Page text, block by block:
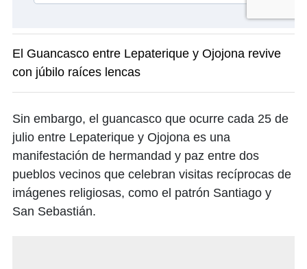
El Guancasco entre Lepaterique y Ojojona revive
con júbilo raíces lencas
Sin embargo, el guancasco que ocurre cada 25 de
julio entre Lepaterique y Ojojona es una
manifestación de hermandad y paz entre dos
pueblos vecinos que celebran visitas recíprocas de
imágenes religiosas, como el patrón Santiago y
San Sebastián.